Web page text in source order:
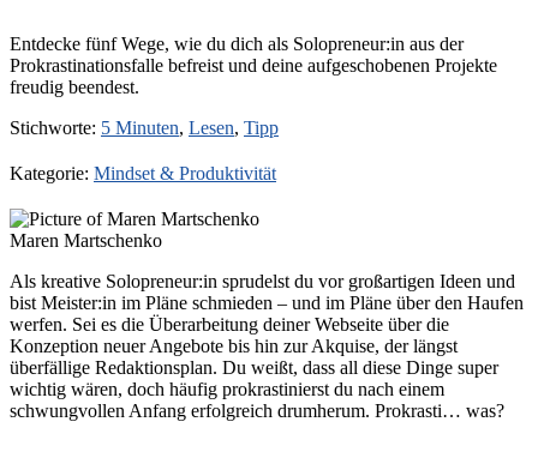
Entdecke fünf Wege, wie du dich als Solopreneur:in aus der
Prokrastinationsfalle befreist und deine aufgeschobenen Projekte
freudig beendest.
Stichworte: 5 Minuten, Lesen, Tipp
Kategorie: Mindset & Produktivität
Maren Martschenko
Als kreative Solopreneur:in sprudelst du vor großartigen Ideen und
bist Meister:in im Pläne schmieden – und im Pläne über den Haufen
werfen. Sei es die Überarbeitung deiner Webseite über die
Konzeption neuer Angebote bis hin zur Akquise, der längst
überfällige Redaktionsplan. Du weißt, dass all diese Dinge super
wichtig wären, doch häufig prokrastinierst du nach einem
schwungvollen Anfang erfolgreich drumherum. Prokrasti… was?